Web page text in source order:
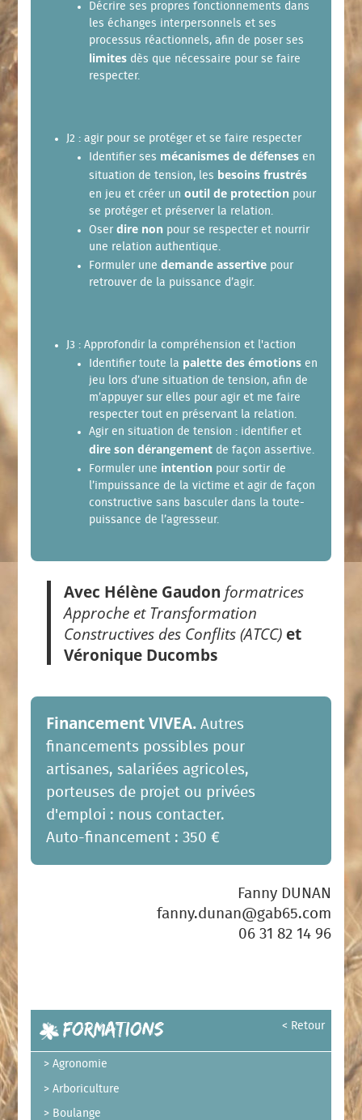
Décrire ses propres fonctionnements dans
les échanges interpersonnels et ses
processus réactionnels, afin de poser ses
limites dès que nécessaire pour se faire
respecter.
J2 : agir pour se protéger et se faire respecter
Identifier ses mécanismes de défenses en
situation de tension, les besoins frustrés
en jeu et créer unoutil de protection pour
se protéger et préserver la relation.
Oserdire non pour se respecter et nourrir
une relation authentique.
Formuler une demande assertive pour
retrouver de la puissance d’agir.
J3 : Approfondir la compréhension et l'action
Identifier toute la palette des émotions en
jeu lors d’une situation de tension, afin de
m’appuyer sur elles pour agir et me faire
respecter tout en préservant la relation.
Agir en situation de tension : identifier et
dire son dérangement de façon assertive.
Formuler une intention pour sortir de
l’impuissance de la victime et agir de façon
constructive sans basculer dans la toute-
puissance de l’agresseur.
Avec Hélène Gaudon formatrices
Approche et Transformation
Constructives des Conflits (ATCC)et
Véronique Ducombs
Financement VIVEA. Autres
financements possibles pour
artisanes, salariées agricoles,
porteuses de projet ou privées
d'emploi : nous contacter.
Auto-financement : 350 €
Fanny DUNAN
fanny.dunan@gab65.com
06 31 82 14 96
< Retour
Formations
Agronomie
Arboriculture
Boulange